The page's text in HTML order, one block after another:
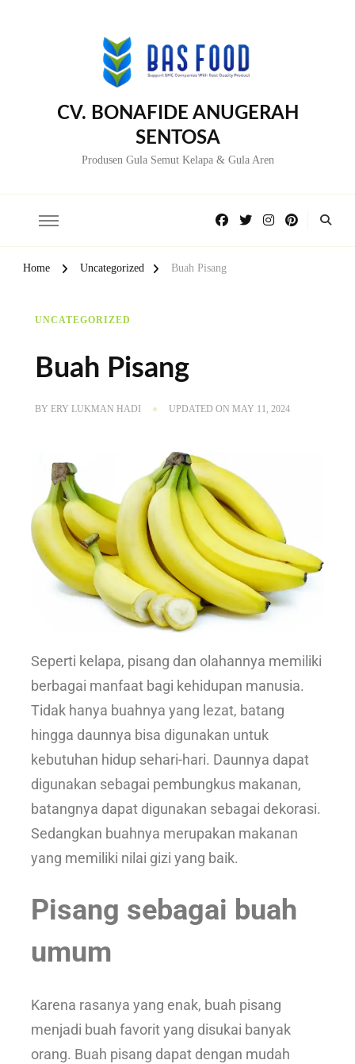
CV. BONAFIDE ANUGERAH
SENTOSA
Produsen Gula Semut Kelapa & Gula Aren
Home Uncategorized Buah Pisang
UNCATEGORIZED
Buah Pisang
BY ERY LUKMAN HADI UPDATED ON MAY 11, 2024
Seperti kelapa, pisang dan olahannya memiliki
berbagai manfaat bagi kehidupan manusia.
Tidak hanya buahnya yang lezat, batang
hingga daunnya bisa digunakan untuk
kebutuhan hidup sehari-hari. Daunnya dapat
digunakan sebagai pembungkus makanan,
batangnya dapat digunakan sebagai dekorasi.
Sedangkan buahnya merupakan makanan
yang memiliki nilai gizi yang baik.
Pisang sebagai buah
umum
Karena rasanya yang enak, buah pisang
menjadi buah favorit yang disukai banyak
orang. Buah pisang dapat dengan mudah